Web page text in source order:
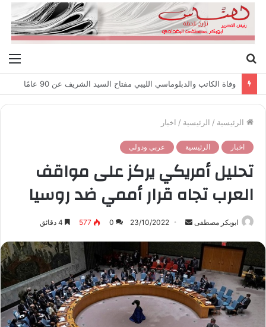
عن
وفاة الكاتب والدبلوماسي الليبي مفتاح السيد الشريف عن 90 عامًا
الرئيسية / الرئيسية / اخبار
اخبار الرئيسية عربي ودولي
تحليل أمريكي يركز على مواقف
العرب تجاه قرار أممي ضد روسيا
ابوبكر مصطفى
ل
ب
ر
ي
23/10/2022
0
577